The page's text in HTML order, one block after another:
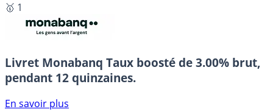
🥇 1
Livret Monabanq Taux boosté de 3.00% brut,
pendant 12 quinzaines.
En savoir plus